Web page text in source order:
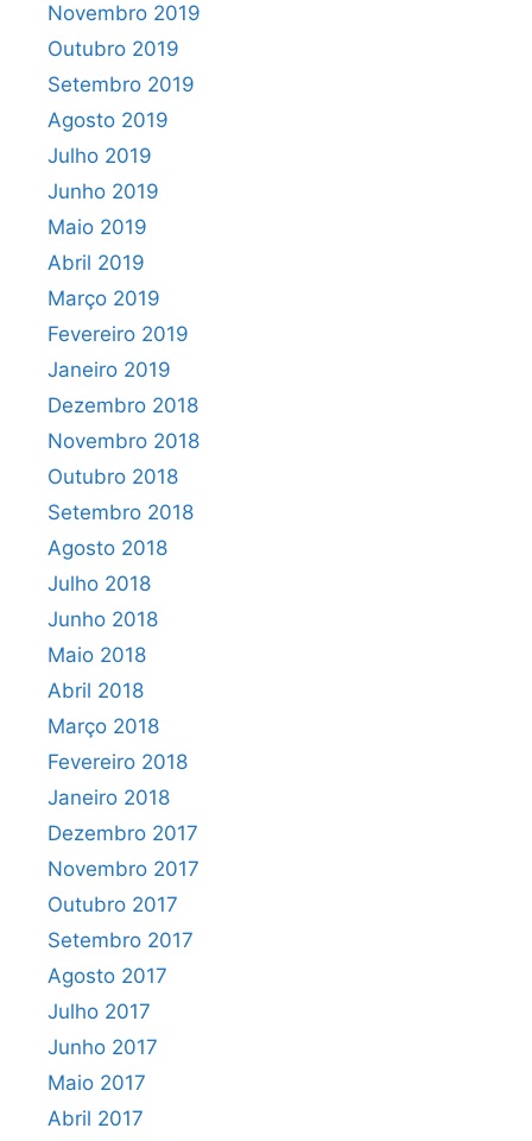
Novembro 2019
Outubro 2019
Setembro 2019
Agosto 2019
Julho 2019
Junho 2019
Maio 2019
Abril 2019
Março 2019
Fevereiro 2019
Janeiro 2019
Dezembro 2018
Novembro 2018
Outubro 2018
Setembro 2018
Agosto 2018
Julho 2018
Junho 2018
Maio 2018
Abril 2018
Março 2018
Fevereiro 2018
Janeiro 2018
Dezembro 2017
Novembro 2017
Outubro 2017
Setembro 2017
Agosto 2017
Julho 2017
Junho 2017
Maio 2017
Abril 2017